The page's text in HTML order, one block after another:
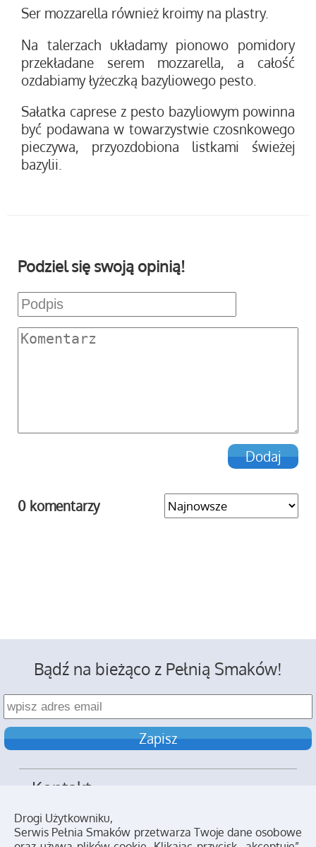
Ser mozzarella również kroimy na plastry.
Na talerzach układamy pionowo pomidory
przekładane serem mozzarella, a całość
ozdabiamy łyżeczką bazyliowego pesto.
Sałatka caprese z pesto bazyliowym powinna
być podawana w towarzystwie czosnkowego
pieczywa, przyozdobiona listkami świeżej
bazylii.
Podziel się swoją opinią!
0 komentarzy
Bądź na bieżąco z Pełnią Smaków!
Kontakt
Reklama
Drogi Użytkowniku,
Serwis Pełnia Smaków przetwarza Twoje dane osobowe